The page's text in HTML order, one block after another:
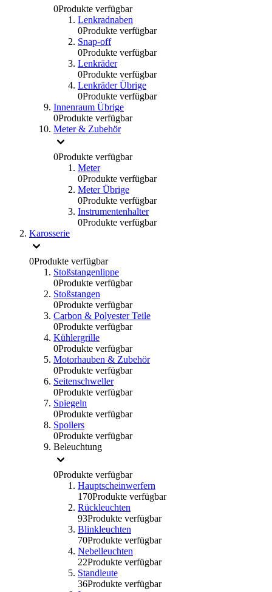
0Produkte verfügbar
Lenkradnaben
0Produkte verfügbar
Snap-off
0Produkte verfügbar
Lenkräder
0Produkte verfügbar
Lenkräder Übrige
0Produkte verfügbar
Innenraum Übrige
0Produkte verfügbar
Meter & Zubehör
0Produkte verfügbar
Meter
0Produkte verfügbar
Meter Übrige
0Produkte verfügbar
Instrumentenhalter
0Produkte verfügbar
Karosserie
0Produkte verfügbar
Stoßstangenlippe
0Produkte verfügbar
Stoßstangen
0Produkte verfügbar
Carbon & Polyester Teile
0Produkte verfügbar
Kühlergrille
0Produkte verfügbar
Motorhauben & Zubehör
0Produkte verfügbar
Seitenschweller
0Produkte verfügbar
Spiegeln
0Produkte verfügbar
Spoilers
0Produkte verfügbar
Beleuchtung
0Produkte verfügbar
Hauptscheinwerfern
170Produkte verfügbar
Rückleuchten
93Produkte verfügbar
Blinkleuchten
70Produkte verfügbar
Nebelleuchten
22Produkte verfügbar
Standleute
36Produkte verfügbar